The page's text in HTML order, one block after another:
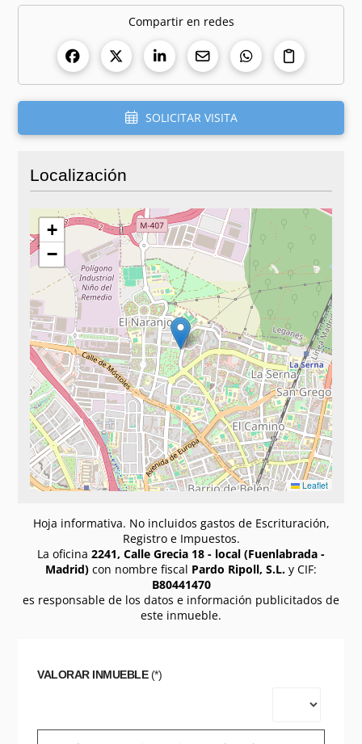
Compartir en redes
SOLICITAR VISITA
Localización
+
−
Leaflet
Hoja informativa. No incluidos gastos de Escrituración,
Registro e Impuestos.
La oficina 2241, Calle Grecia 18 - local (Fuenlabrada -
Madrid) con nombre fiscal Pardo Ripoll, S.L. y CIF:
B80441470
es responsable de los datos e información publicitados de
este inmueble.
VALORAR INMUEBLE(*)